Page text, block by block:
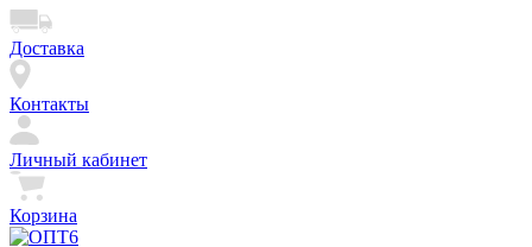
Доставка
Контакты
Личный кабинет
Корзина